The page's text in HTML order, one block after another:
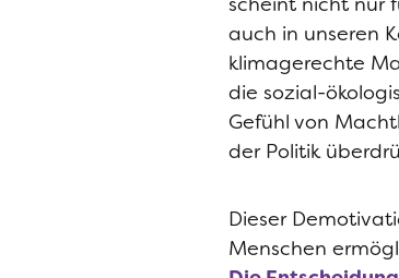
auch in unseren
klimagerechte
die sozial-
Gefühl von
der Politik
Dieser
Menschen